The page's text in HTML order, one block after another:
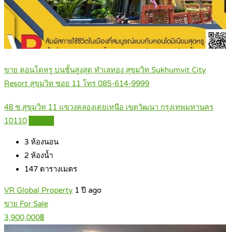
ขาย คอนโดหรู บนชั้นสูงสุด ทําเลทอง สุขุมวิท Sukhumvit City
Resort สุขุมวิท ซอย 11 โทร 085-614-9999
48 ซ.สุขุมวิท 11 แขวงคลองเตยเหนือ เขตวัฒนา กรุงเทพมหานคร
10110
3 ห้องนอน
2 ห้องน้ำ
147 ตารางเมตร
VR Global Property 1 ปี ago
ขาย For Sale
3,900,000฿